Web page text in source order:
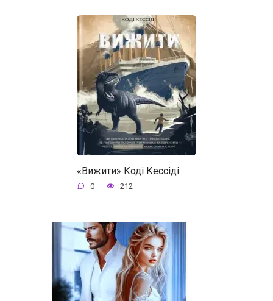
«Вижити» Коді Кессіді
0 212